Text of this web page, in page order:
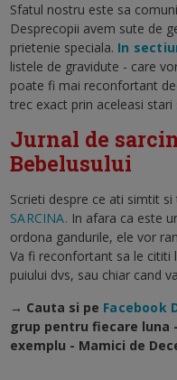
Sfatul nostru este sa
Desprecopii avem sute de
prietenie speciala. In
listele de gravidute - care
poate fi mai reconfortant
trec exact prin aceleasi stari
Jurnal de
Bebelusului
Scrieti despre ce ati simtit
SARCINA. In afara ca este
ordona gandurile, ele vor
Va fi reconfortant sa le cititi
puiului dvs, sau chiar cand
→ Cauta si pe Facebook
grup pentru fiecare luna
exemplu - Mamici de